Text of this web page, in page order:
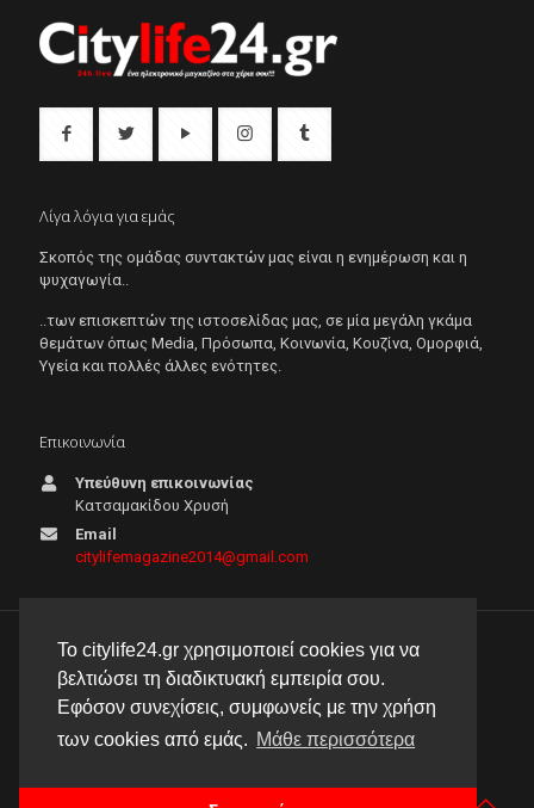
Το citylife24.gr χρησιμοποιεί cookies για να
βελτιώσει τη διαδικτυακή εμπειρία σου.
Εφόσον συνεχίσεις, συμφωνείς με την χρήση
των cookies από εμάς. Μάθε περισσότερα
Λίγα λόγια για εμάς
Σκοπός της ομάδας συντακτών μας είναι η ενημέρωση και η
ψυχαγωγία..
..των επισκεπτών της ιστοσελίδας μας, σε μία μεγάλη γκάμα
θεμάτων όπως Μedia, Πρόσωπα, Κοινωνία, Κουζίνα, Ομορφιά,
Υγεία και πολλές άλλες ενότητες.
Επικοινωνία
Υπεύθυνη επικοινωνίας
Κατσαμακίδου Χρυσή
Email
citylifemagazine2014@gmail.com
© 2026 City Life 24 | Με την επιφύλαξη κάθε νόμιμου
δικαιώματος |
Πολιτική απορρήτου
δημιουργία & φιλοξενία ιστοσελίδας bymanbiz isp